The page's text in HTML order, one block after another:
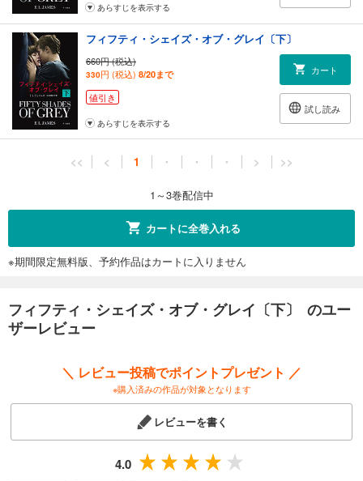
あらすじを表示する
フィフティ・シェイズ・オブ・グレイ〔下〕
660円 (税込)
330円 (税込) 8/20まで
値引き
カート
試し読み
あらすじを表示する
<< < 1 ・ ・ ・ > >>
1～3巻配信中
カートに全巻入れる
※期間限定無料版、予約作品はカートに入りません
フィフティ・シェイズ・オブ・グレイ〔下〕 のユー
ザーレビュー
＼ レビュー投稿でポイントプレゼント ／
※購入済みの作品が対象となります
レビューを書く
4.0